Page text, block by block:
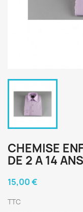
CHEMISE
DE 2 A 14 ANS
15,00 €
TTC